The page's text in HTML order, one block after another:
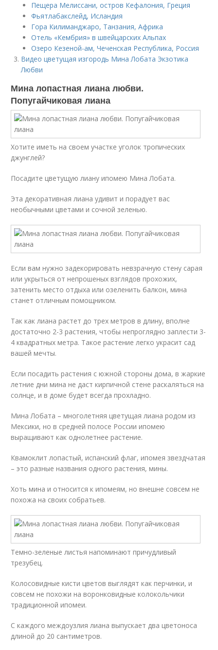
Пещера Мелиссани, остров Кефалония, Греция
Фьятлабакслейд, Исландия
Гора Килиманджаро, Танзания, Африка
Отель «Кембрия» в швейцарских Альпах
Озеро Кезеной-ам, Чеченская Республика, Россия
Видео цветущая изгородь Мина Лобата Экзотика
Любви
Мина лопастная лиана любви.
Попугайчиковая лиана
Хотите иметь на своем участке уголок тропических
джунглей?
Посадите цветущую лиану ипомею Мина Лобата.
Эта декоративная лиана удивит и порадует вас
необычными цветами и сочной зеленью.
Если вам нужно задекорировать невзрачную стену сарая
или укрыться от непрошеных взглядов прохожих,
затенить место отдыха или озеленить балкон, мина
станет отличным помощником.
Так как лиана растет до трех метров в длину, вполне
достаточно 2-3 растения, чтобы непроглядно заплести 3-
4 квадратных метра. Такое растение легко украсит сад
вашей мечты.
Если посадить растения с южной стороны дома, в жаркие
летние дни мина не даст кирпичной стене раскаляться на
солнце, и в доме будет всегда прохладно.
Мина Лобата – многолетняя цветущая лиана родом из
Мексики, но в средней полосе России ипомею
выращивают как однолетнее растение.
Квамоклит лопастый, испанский флаг, ипомея звездчатая
– это разные названия одного растения, мины.
Хоть мина и относится к ипомеям, но внешне совсем не
похожа на своих собратьев.
Темно-зеленые листья напоминают причудливый
трезубец.
Колосовидные кисти цветов выглядят как перчинки, и
совсем не похожи на воронковидные колокольчики
традиционной ипомеи.
С каждого междоузлия лиана выпускает два цветоноса
длиной до 20 сантиметров.